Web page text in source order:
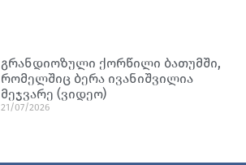
გრანდიოზული ქორწილი ბათუმში,
რომელშიც ბერა ივანიშვილია
მეჯვარე (ვიდეო)
21/07/2026